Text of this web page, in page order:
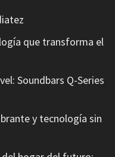
que transforma el
Soundbars Q-Series
y tecnología sin